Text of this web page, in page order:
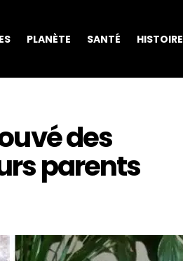
PLANÈTE SANTÉ HISTOIRE
des
parents